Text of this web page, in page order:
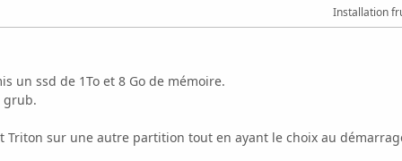
un ssd de 1To et 8 Go de mémoire.
grub.
sur une autre partition tout en ayant le choix au